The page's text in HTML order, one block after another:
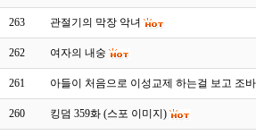
263 관절기의 막장 악녀
262 여자의 내숭
261 아들이 처음으로 이성교제 하는걸 보고 조
260 킹덤 359화 (스포 이미지)